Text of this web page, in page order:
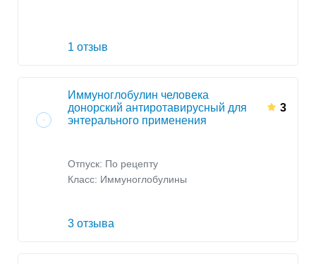
1 отзыв
Иммуноглобулин человека
донорский антиротавирусный для
энтерального применения
3
Отпуск: По рецепту
Класс: Иммуноглобулины
3 отзыва